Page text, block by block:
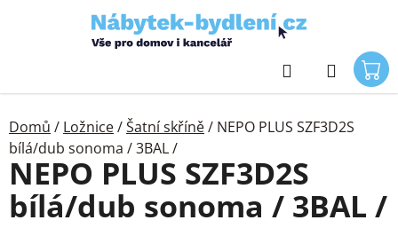
Hledat
Domů / Ložnice/Šatní skříně/ NEPO PLUS SZF3D2S
bílá/dub sonoma / 3BAL /
NEPO PLUS SZF3D2S
bílá/dub sonoma / 3BAL /